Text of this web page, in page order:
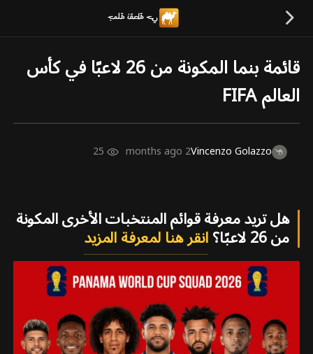
قائمة بنما المكونة من 26 لاعبًا في كأس
العالم FIFA
Vincenzo Golazzo
2 months ago
25
هل تريد معرفة قوائم المنتخبات الأخرى المكونة
من 26 لاعبًا؟ انقر هنا لمعرفة المزيد